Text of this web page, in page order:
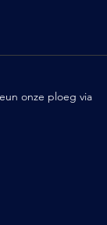
onze ploeg via